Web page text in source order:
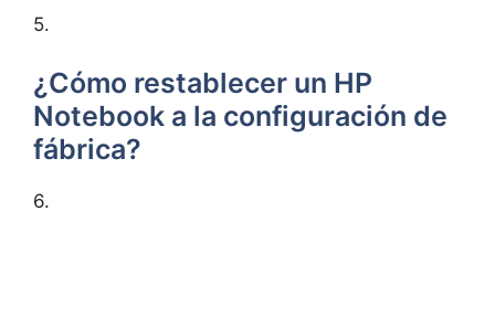
5.
¿Cómo restablecer un HP
Notebook a la configuración de
fábrica?
6.